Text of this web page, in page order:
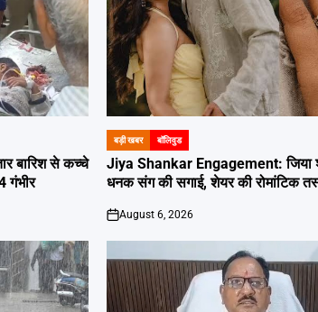
बारिश से कच्चे
गंभीर
POSTED
IN
बड़ी खबर बॉलिवुड
Jiya Shankar Engagement:
धनक संग की सगाई, शेयर की रोमांटिक
on
August 6, 2026